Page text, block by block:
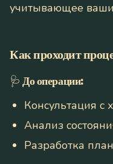
учитывающее
Как проходит
🩺До операции:
Консультация с
Анализ
Разработка